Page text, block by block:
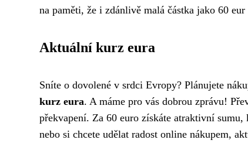
na paměti, že i zdánlivě malá částka jako 60
Aktuální kurz eura
Sníte o dovolené v srdci Evropy? Plánujete
kurz eura. A máme pro vás dobrou zprávu!
překvapení. Za 60 euro získáte atraktivní
nebo si chcete udělat radost online nákupem,